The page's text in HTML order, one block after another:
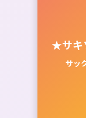
★サキ
サッ